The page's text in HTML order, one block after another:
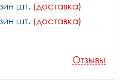
шт. (доставка)
шт. (доставка)
Отзывы